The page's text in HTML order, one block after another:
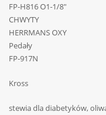
FP-H816 O1-1/8″
CHWYTY
HERRMANS OXY
Pedały
FP-917N
Kross
stewia dla diabetyków,